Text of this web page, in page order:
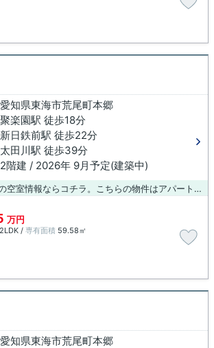
愛知県東海市荒尾町本郷
聚楽園駅 徒歩18分
新日鉄前駅 徒歩22分
太田川駅 徒歩39分
2階建 / 2026年 9月予定(建築中)
新着情報：アルブルの空室情報ならコチラ。こちらの物件はアパートです。よりスムーズな移動を実現するなら、聚楽園周辺に住まいを求めてはいかがでしょうか。当社には豊富な物件情報がありますので、きっとお探しの物件が見つかります。
万円
/ 専有面積 59.58㎡
愛知県東海市荒尾町本郷